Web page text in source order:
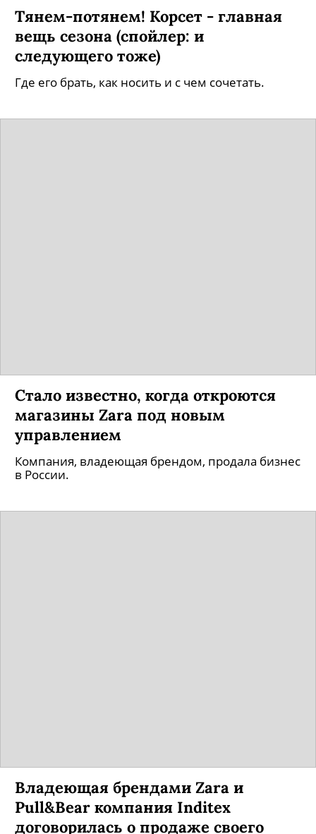
Тянем-потянем! Корсет - главная
вещь сезона (спойлер: и
следующего тоже)
Где его брать, как носить и с чем сочетать.
Стало известно, когда откроются
магазины Zara под новым
управлением
Компания, владеющая брендом, продала бизнес
в России.
Владеющая брендами Zara и
Pull&Bear компания Inditex
договорилась о продаже своего